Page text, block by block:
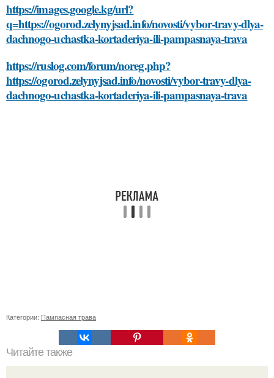
https://images.google.kg/url?
q=https://ogorod.zelynyjsad.info/novosti/vybor-travy-dlya-
dachnogo-uchastka-kortaderiya-ili-pampasnaya-trava
https://ruslog.com/forum/noreg.php?
https://ogorod.zelynyjsad.info/novosti/vybor-travy-dlya-
dachnogo-uchastka-kortaderiya-ili-pampasnaya-trava
Категории: Пампасная трава
Читайте также